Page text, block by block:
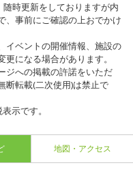
時更新をしておりますが内
、事前にご確認の上おでかけ
イベントの開催情報、施設の
になる場合があります。
ジへの掲載の許諾をいただ
断転載(二次使用)は禁止で
示です。
地図・アクセス